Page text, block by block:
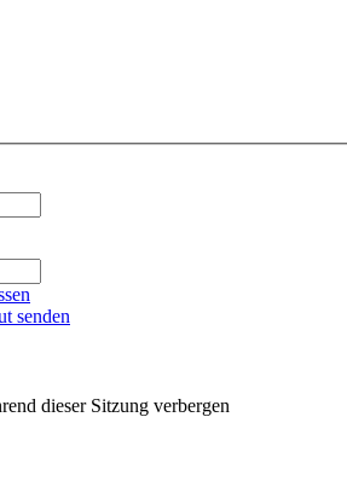
senden
dieser Sitzung verbergen